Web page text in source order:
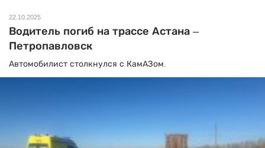
22.10.2025
Водитель погиб на трассе Астана –
Петропавловск
Автомобилист столкнулся с КамАЗом.